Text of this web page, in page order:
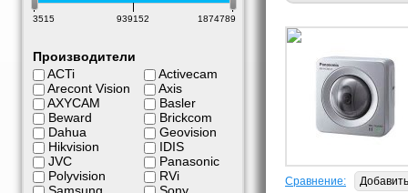
3515 939152 1874789
Производители
ACTi
Arecont Vision
AXYCAM
Beward
Dahua
Hikvision
JVC
Polyvision
Activecam
Axis
Basler
Brickcom
Geovision
IDIS
Panasonic
RVi
Сравнение: Добавить